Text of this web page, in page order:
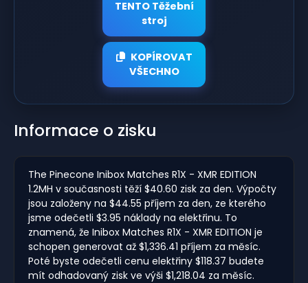
TENTO Těžební
stroj
KOPÍROVAT
VŠECHNO
Informace o zisku
The Pinecone Inibox Matches R1X - XMR EDITION
1.2MH v současnosti těží $40.60 zisk za den. Výpočty
jsou založeny na $44.55 příjem za den, ze kterého
jsme odečetli $3.95 náklady na elektřinu. To
znamená, že Inibox Matches R1X - XMR EDITION je
schopen generovat až $1,336.41 příjem za měsíc.
Poté byste odečetli cenu elektřiny $118.37 budete
mít odhadovaný zisk ve výši $1,218.04 za měsíc.